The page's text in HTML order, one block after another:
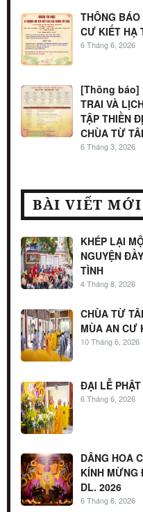
THÔNG
CƯ KIẾT HẠ
6 Tháng 6, 2026
[Thông báo]
TRAI VÀ
TẬP THIỀN
CHÙA TỪ
6 Tháng 3, 2026
BÀI VIẾT MỚI
KHÉP LẠI
NGUYỆN
TÌNH
4 Tháng 8, 2026
CHÙA TỪ
MÙA AN CƯ
10 Tháng 6, 2026
ĐẠI LỄ
6 Tháng 6, 2026
DÂNG HOA
KÍNH MỪNG
DL. 2026
6 Tháng 6, 2026